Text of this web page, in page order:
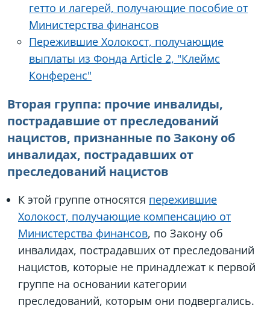
гетто и лагерей, получающие пособие от
Министерства финансов
Пережившие Холокост, получающие
выплаты из Фонда Article 2, "Клеймс
Конференс"
Вторая группа: прочие инвалиды,
пострадавшие от преследований
нацистов, признанные по Закону об
инвалидах, пострадавших от
преследований нацистов
К этой группе относятся пережившие
Холокост, получающие компенсацию от
Министерства финансов, по Закону об
инвалидах, пострадавших от преследований
нацистов, которые не принадлежат к первой
группе на основании категории
преследований, которым они подвергались.